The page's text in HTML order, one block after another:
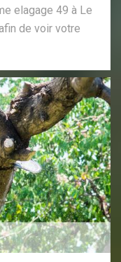
elagage 49 à Le
de voir votre